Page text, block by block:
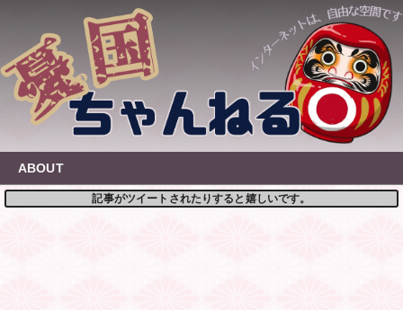
content
ABOUT
記事がツイートされたりすると嬉しいです。